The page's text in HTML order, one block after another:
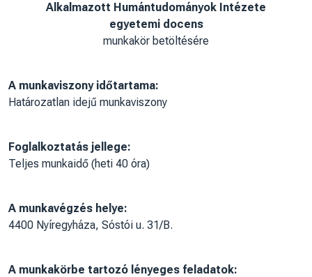
Alkalmazott Humántudományok Intézete
egyetemi docens
munkakör betöltésére
A munkaviszony időtartama:
Határozatlan idejű munkaviszony
Foglalkoztatás jellege:
Teljes munkaidő (heti 40 óra)
A munkavégzés helye:
4400 Nyíregyháza, Sóstói u. 31/B.
A munkakörbe tartozó lényeges feladatok: